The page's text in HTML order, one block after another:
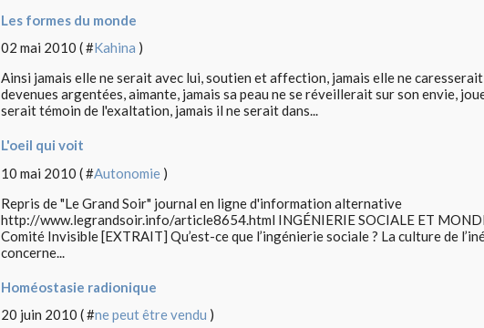
Les formes du monde
02 mai 2010 ( #Kahina )
Ainsi jamais elle ne serait avec lui, soutien et affection, jamais elle ne caresserait
devenues argentées, aimante, jamais sa peau ne se réveillerait sur son envie,
serait témoin de l'exaltation, jamais il ne serait dans...
L'oeil qui voit
10 mai 2010 ( #Autonomie )
Repris de "Le Grand Soir" journal en ligne d'information alternative
http://www.legrandsoir.info/article8654.html INGÉNIERIE SOCIALE ET
Comité Invisible [EXTRAIT] Qu’est-ce que l’ingénierie sociale ? La culture de
concerne...
Homéostasie radionique
20 juin 2010 ( #ne peut être vendu )